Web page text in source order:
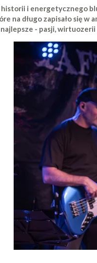
i energetycznego
na długo zapisało się
- pasji,